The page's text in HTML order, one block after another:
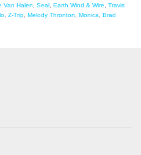
Van Halen, Seal , Earth Wind & Wire, Travis
, Z-Trip, Melody Thronton, Monica, Brad